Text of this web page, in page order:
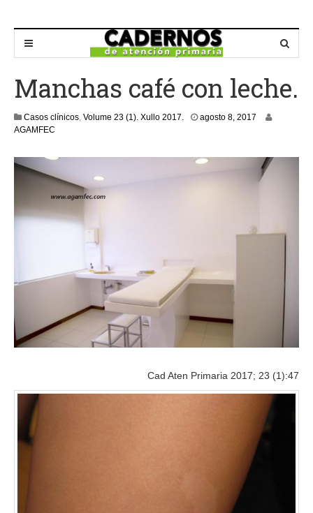
Manchas café con leche.
Casos clínicos, Volume 23 (1). Xullo 2017. agosto 8, 2017
o
AGAMFEC
Cad Aten Primaria 2017; 23 (1):47